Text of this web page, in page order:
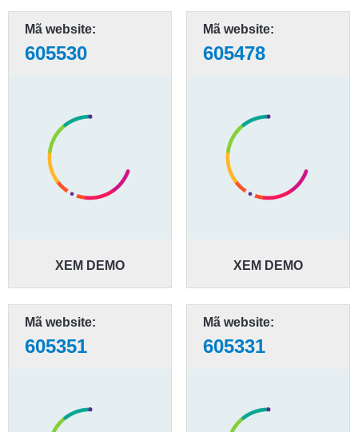
Mã website:
605530
XEM DEMO
Mã website:
605478
XEM DEMO
Mã website:
605351
Mã website:
605331